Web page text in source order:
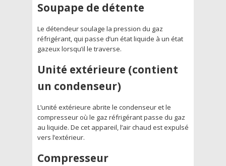
Soupape de détente
Le détendeur soulage la pression du gaz
réfrigérant, qui passe d’un état liquide à un état
gazeux lorsqu’il le traverse.
Unité extérieure (contient
un condenseur)
L’unité extérieure abrite le condenseur et le
compresseur où le gaz réfrigérant passe du gaz
au liquide. De cet appareil, l’air chaud est expulsé
vers l’extérieur.
Compresseur